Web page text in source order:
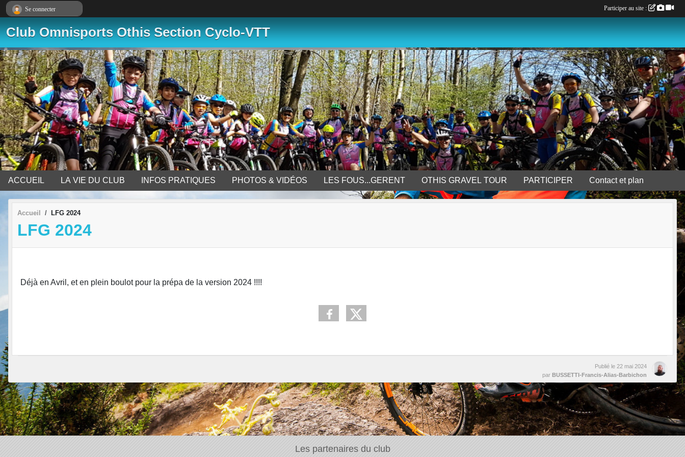
Club Omnisports Othis Section Cyclo-VTT
ACCUEIL LA VIE DU CLUB INFOS PRATIQUES PHOTOS & VIDÉOS LES FOUS...GERENT OTHIS GRAVEL TOUR PARTICIPER Contact et plan
Accueil LFG 2024
LFG 2024
Déjà en Avril, et en plein boulot pour la prépa de la version 2024 !!!!
Publié le 22 mai 2024
par BUSSETTI-Francis-Alias-Barbichon
Les partenaires du club
Se connecter Participer au site :
Panneau de gestion des cookies